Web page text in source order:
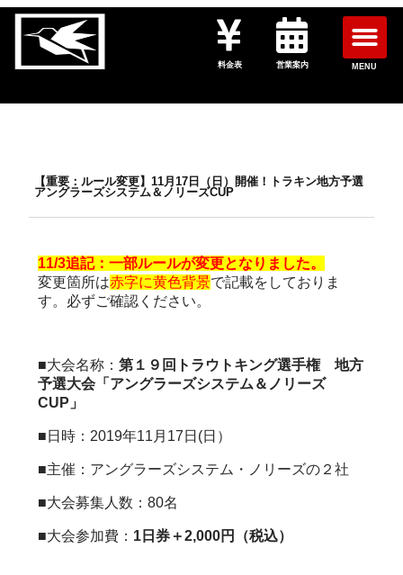
料金表 営業案内 MENU
【重要：ルール変更】11月17日（日）開催！トラキン地方予選
アングラーズシステム＆ノリーズCUP
11/3追記：一部ルールが変更となりました。
変更箇所は赤字に黄色背景で記載をしておりま
す。必ずご確認ください。
■大会名称： 第１９回トラウトキング選手権 地方
予選大会「アングラーズシステム＆ノリーズ
CUP」
■日時： 2019年11月17日(日）
■主催： アングラーズシステム・ノリーズの２社
■大会募集人数： 80名
■大会参加費： 1日券＋2,000円（税込）